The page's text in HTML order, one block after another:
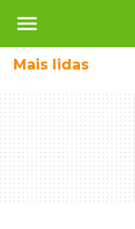
menu
Mais lidas